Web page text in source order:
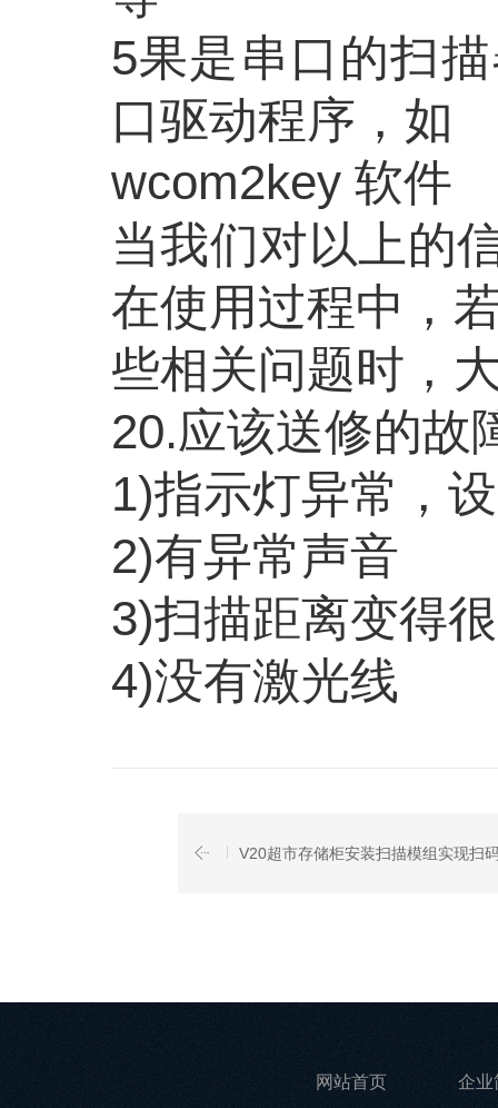
5果是串口的扫
口驱动程序，如
wcom2key 软件
当我们对以上的
在使用过程中，
些相关问题时，
20.应该送修的故
1)指示灯异常，
2)有异常声音
3)扫描距离变得
4)没有激光线
V20超市存储柜安装扫描模组实现扫
网站首页 企业